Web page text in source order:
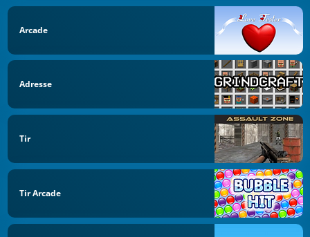
Arcade
Adresse
Tir
Tir Arcade